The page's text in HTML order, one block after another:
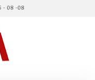
08- 08 - 26